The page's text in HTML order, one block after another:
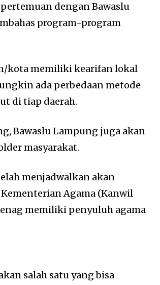
dengan Bawaslu
program-program
kota memiliki kearifan lokal
ada perbedaan metode
di tiap daerah.
Bawaslu Lampung juga akan
masyarakat.
menjadwalkan akan
Agama (Kanwil
memiliki penyuluh agama
salah satu yang bisa